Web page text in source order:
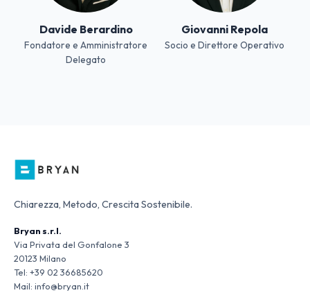
Davide Berardino
Fondatore e Amministratore
Delegato
Giovanni Repola
Socio e Direttore Operativo
Chiarezza, Metodo, Crescita Sostenibile.
Bryan s.r.l.
Via Privata del Gonfalone 3
20123 Milano
Tel: +39 02 36685620
Mail: info@bryan.it